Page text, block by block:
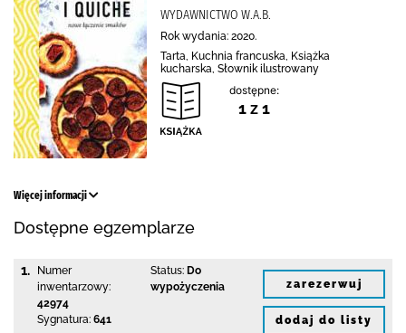
WYDAWNICTWO W.A.B.
Rok wydania: 2020.
Tarta, Kuchnia francuska, Książka
kucharska, Słownik ilustrowany
dostępne:
1 z 1
Więcej informacji
Dostępne egzemplarze
1.
Numer
inwentarzowy:
42974
Sygnatura: 641
Status: Do
wypożyczenia
zarezerwuj
dodaj do listy